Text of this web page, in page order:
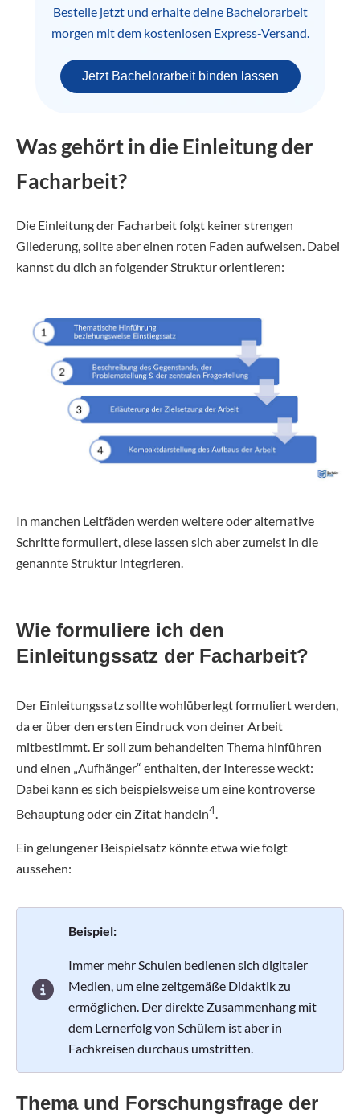
Bestelle jetzt und erhalte deine Bachelorarbeit
morgen mit dem kostenlosen Express-Versand.
Jetzt Bachelorarbeit binden lassen
Was gehört in die Einleitung der
Facharbeit?
Die Einleitung der Facharbeit folgt keiner strengen
Gliederung, sollte aber einen roten Faden aufweisen. Dabei
kannst du dich an folgender Struktur orientieren:
In manchen Leitfäden werden weitere oder alternative
Schritte formuliert, diese lassen sich aber zumeist in die
genannte Struktur integrieren.
Wie formuliere ich den
Einleitungssatz der Facharbeit?
Der Einleitungssatz sollte wohlüberlegt formuliert werden,
da er über den ersten Eindruck von deiner Arbeit
mitbestimmt. Er soll zum behandelten Thema hinführen
und einen „Aufhänger“ enthalten, der Interesse weckt:
Dabei kann es sich beispielsweise um eine kontroverse
Behauptung oder ein Zitat handeln4.
Ein gelungener Beispielsatz könnte etwa wie folgt
aussehen:
Beispiel:
Immer mehr Schulen bedienen sich digitaler
Medien, um eine zeitgemäße Didaktik zu
ermöglichen. Der direkte Zusammenhang mit
dem Lernerfolg von Schülern ist aber in
Fachkreisen durchaus umstritten.
Thema und Forschungsfrage der